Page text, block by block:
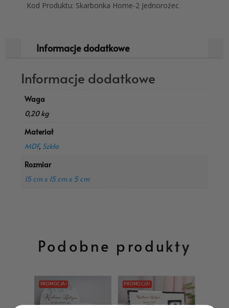
Kod Produktu: Skarbonka Home-2 Jednorożec
Informacje dodatkowe
Informacje dodatkowe
Waga
0,20 kg
Materiał
MDF, Szkło
Rozmiar
15 cm x 15 cm x 5 cm
Podobne produkty
PROMOCJA! PROMOCJA!